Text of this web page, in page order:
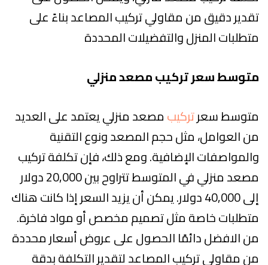
تقدير دقيق من مقاولي تركيب المصاعد بناءً على
متطلبات المنزل والتفضيلات المحددة
متوسط سعر تركيب مصعد منزلي
متوسط ​​سعرتركيبمصعد منزلي يعتمد على العديد
من العوامل، مثل حجم المصعد ونوع التقنية
والمواصفات الإضافية. ومع ذلك، فإن تكلفة تركيب
مصعد منزلي في المتوسط ​​تتراوح بين 20,000 دولار
إلى 40,000 دولار. يمكن أن يزيد السعر إذا كانت هناك
متطلبات خاصة مثل تصميم مخصص أو مواد فاخرة.
من الافضل دائمًا الحصول على عروض أسعار محددة
من مقاولي تركيب المصاعد لتقدير التكلفة بدقة